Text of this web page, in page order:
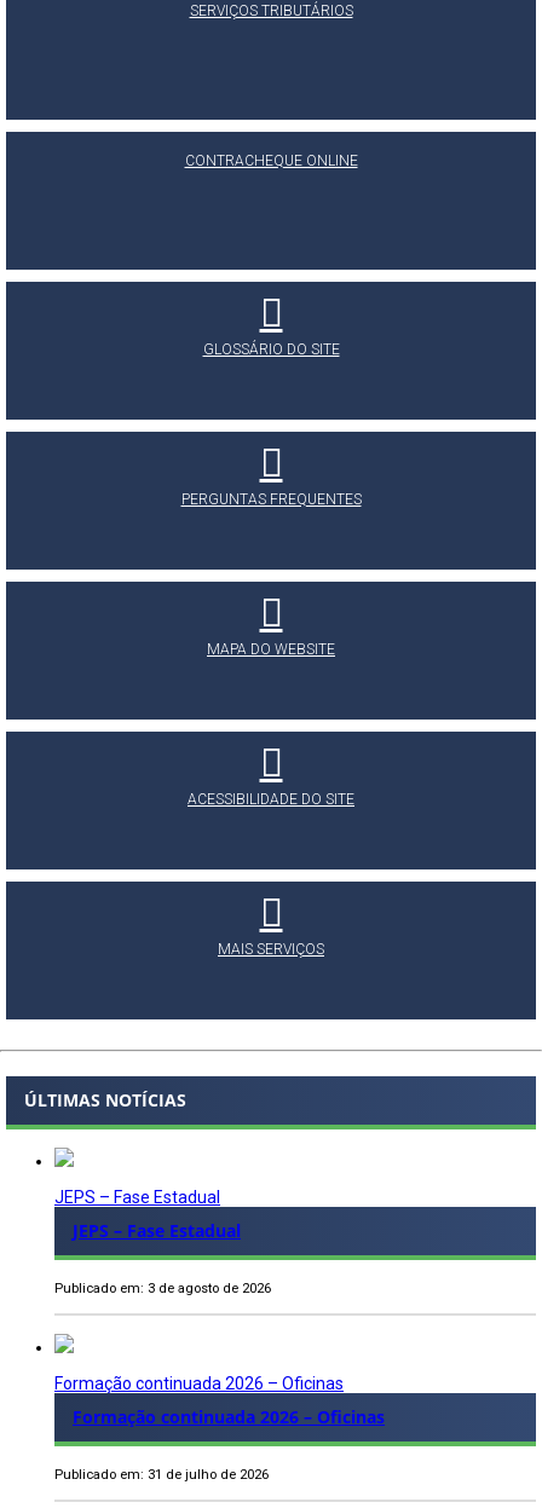
SERVIÇOS TRIBUTÁRIOS
CONTRACHEQUE ONLINE
GLOSSÁRIO DO SITE
PERGUNTAS FREQUENTES
MAPA DO WEBSITE
ACESSIBILIDADE DO SITE
MAIS SERVIÇOS
ÚLTIMAS NOTÍCIAS
JEPS – Fase Estadual
JEPS – Fase Estadual
Publicado em: 3 de agosto de 2026
Formação continuada 2026 – Oficinas
Formação continuada 2026 – Oficinas
Publicado em: 31 de julho de 2026